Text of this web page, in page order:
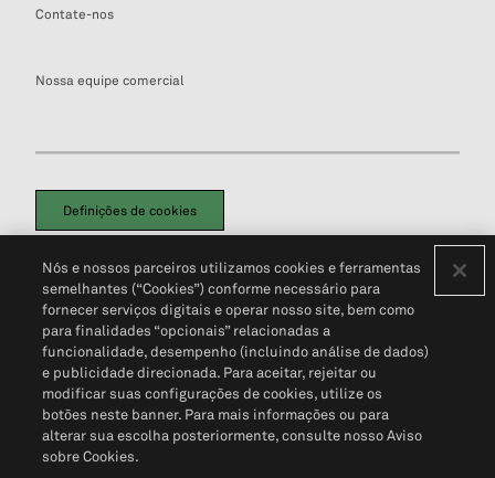
Contate-nos
Nossa equipe comercial
Definições de cookies
Política de PrivacidadePortal de privacidade do cliente (em inglês)
Não Venda Minhas Informações Pessoais© 2026 S&P Global
Nós e nossos parceiros utilizamos cookies e ferramentas
semelhantes (“Cookies”) conforme necessário para
fornecer serviços digitais e operar nosso site, bem como
para finalidades “opcionais” relacionadas a
funcionalidade, desempenho (incluindo análise de dados)
e publicidade direcionada. Para aceitar, rejeitar ou
modificar suas configurações de cookies, utilize os
botões neste banner. Para mais informações ou para
alterar sua escolha posteriormente, consulte nosso Aviso
sobre Cookies.